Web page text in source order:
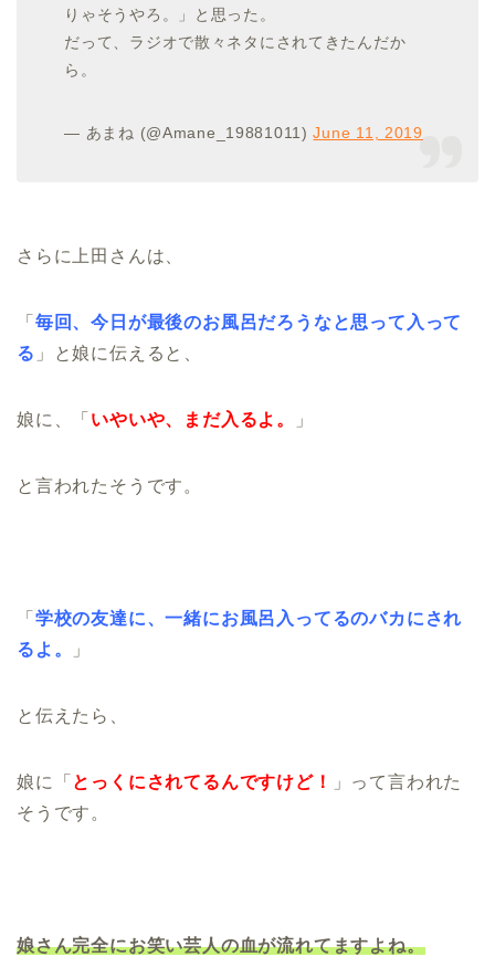
りゃそうやろ。」と思った。
だって、ラジオで散々ネタにされてきたんだか
ら。
— あまね (@Amane_19881011)June 11, 2019
さらに上田さんは、
「 毎回、今日が最後のお風呂だろうなと思って入って
る 」と娘に伝えると、
娘に、「 いやいや、まだ入るよ。 」
と言われたそうです。
「 学校の友達に、一緒にお風呂入ってるのバカにされ
るよ。
」
と伝えたら、
娘に「 とっくにされてるんですけど！
」って言われた
そうです。
娘さん完全にお笑い芸人の血が流れてますよね。